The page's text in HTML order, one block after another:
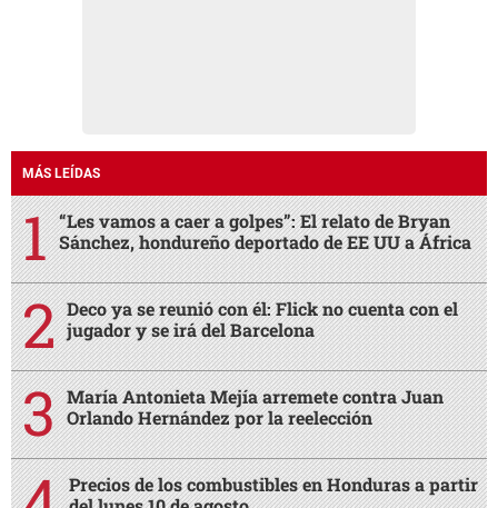
MÁS LEÍDAS
“Les vamos a caer a golpes”: El relato de Bryan
Sánchez, hondureño deportado de EE UU a África
Deco ya se reunió con él: Flick no cuenta con el
jugador y se irá del Barcelona
María Antonieta Mejía arremete contra Juan
Orlando Hernández por la reelección
Precios de los combustibles en Honduras a partir